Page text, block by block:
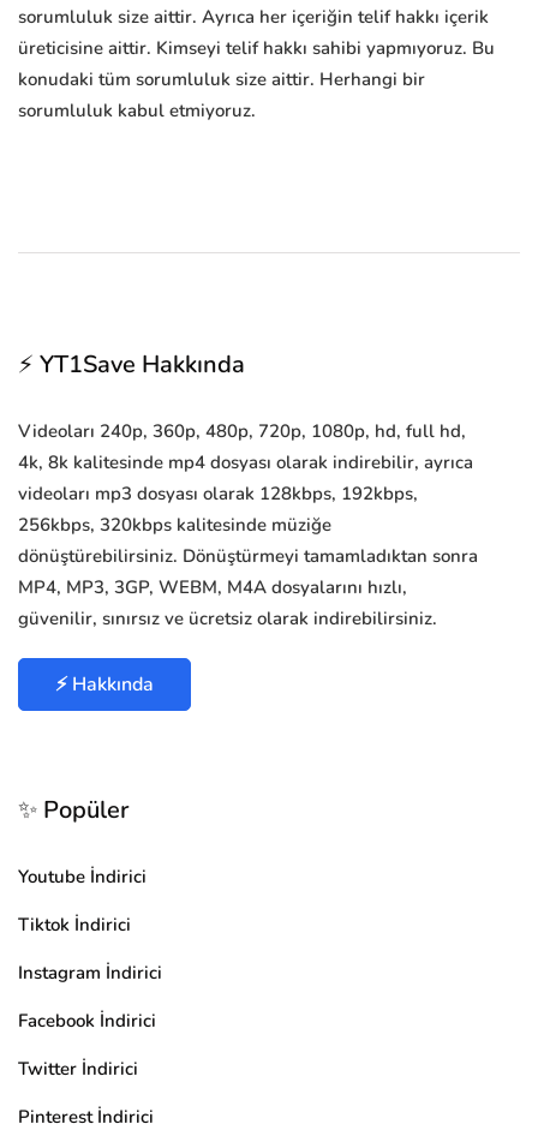
sorumluluk size aittir. Ayrıca her içeriğin telif hakkı içerik
üreticisine aittir. Kimseyi telif hakkı sahibi yapmıyoruz. Bu
konudaki tüm sorumluluk size aittir. Herhangi bir
sorumluluk kabul etmiyoruz.
⚡ YT1Save Hakkında
Videoları 240p, 360p, 480p, 720p, 1080p, hd, full hd,
4k, 8k kalitesinde mp4 dosyası olarak indirebilir, ayrıca
videoları mp3 dosyası olarak 128kbps, 192kbps,
256kbps, 320kbps kalitesinde müziğe
dönüştürebilirsiniz. Dönüştürmeyi tamamladıktan sonra
MP4, MP3, 3GP, WEBM, M4A dosyalarını hızlı,
güvenilir, sınırsız ve ücretsiz olarak indirebilirsiniz.
⚡ Hakkında
✨ Popüler
Youtube İndirici
Tiktok İndirici
Instagram İndirici
Facebook İndirici
Twitter İndirici
Pinterest İndirici